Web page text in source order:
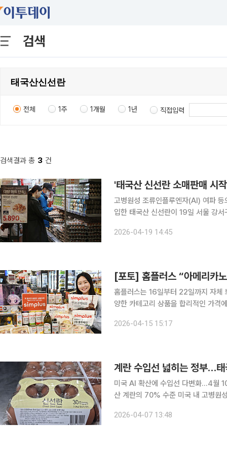
검색
전체 1주 1개월 1년 직접입력
검색결과 총 3 건
'태국산 신선란 소매판매 시
고병원성 조류인플루엔자(AI) 여파
입한 태국산 신선란이 19일 서울 강
균 소매가보다 약 15% 저렴한 5890
2026-04-19 14:45
[포토] 홈플러스 “아메리카
홈플러스는 16일부터 22일까지 자체
양한 카테고리 상품을 합리적인 가격
지 농림축산검역본부와 식약처의 위
2026-04-15 15:17
계란 수입선 넓히는 정부…
미국 AI 확산에 수입선 다변화…4월
산 계란의 70% 수준 미국 내 고병원성 조류인플루엔자(AI) 확산으로 계란 수급 불안 우려가 커지
수입 구조를 분산해 돌발 변수에 대응
2026-04-07 13:48